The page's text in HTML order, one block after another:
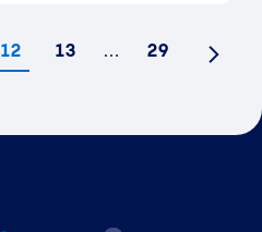
12 13 … 29